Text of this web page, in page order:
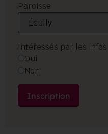
Paroisse
Intéressés par les
Oui
Non